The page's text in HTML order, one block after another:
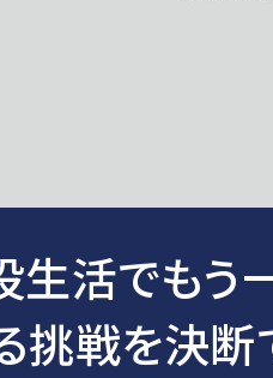
活でもう
挑戦を決断